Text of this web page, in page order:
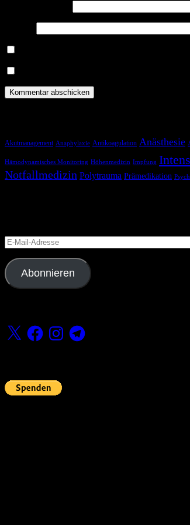
Akutmanagement Anaphylaxie Antikoagulation Anästhesie
Hämodynamisches Monitoring Höhenmedizin Impfung
Notfallmedizin Polytrauma Prämedikation
E-
Mail-
Adresse
Abonnieren
X FacebookInstagramTelegram